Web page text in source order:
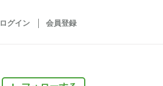
ログイン 会員登録